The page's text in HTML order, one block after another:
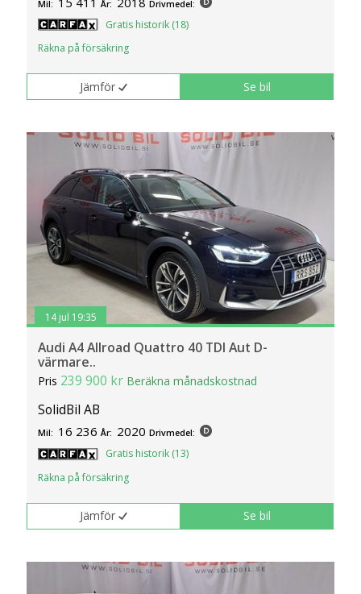
klickar du på Anpassa. Du kan alltid ändra dina
inställningar för cookies.
Mil: År: Drivmedel:
Gratis historik (18)
Räkna på försäkring
Jämför Se bil
14 jul 19:35
Audi A4 Allroad Quattro 40 TDI Aut D-
värmare..
Pris 239 900 kr Beräkna månadskostnad
SolidBil AB
Mil: 16 236 År: 2020 Drivmedel:
Gratis historik (13)
Räkna på försäkring
Jämför Se bil